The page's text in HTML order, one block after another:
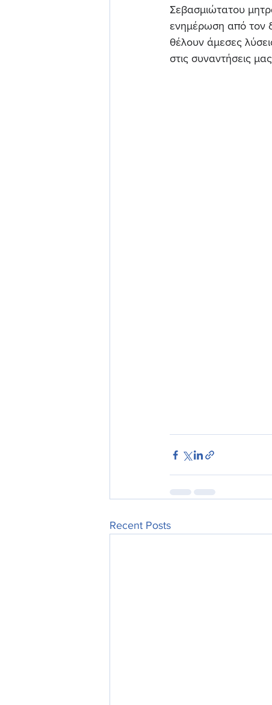
Σεβασμιώτατου
ενημέρωση από τον
θέλουν άμεσες
στις συναντήσεις
Recent Posts